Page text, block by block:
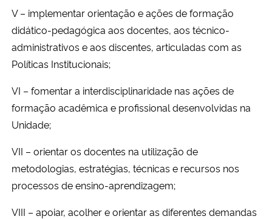
V – implementar orientação e ações de formação
didático-pedagógica aos docentes, aos técnico-
administrativos e aos discentes, articuladas com as
Políticas Institucionais;
VI – fomentar a interdisciplinaridade nas ações de
formação acadêmica e profissional desenvolvidas na
Unidade;
VII – orientar os docentes na utilização de
metodologias, estratégias, técnicas e recursos nos
processos de ensino-aprendizagem;
VIII – apoiar, acolher e orientar as diferentes demandas